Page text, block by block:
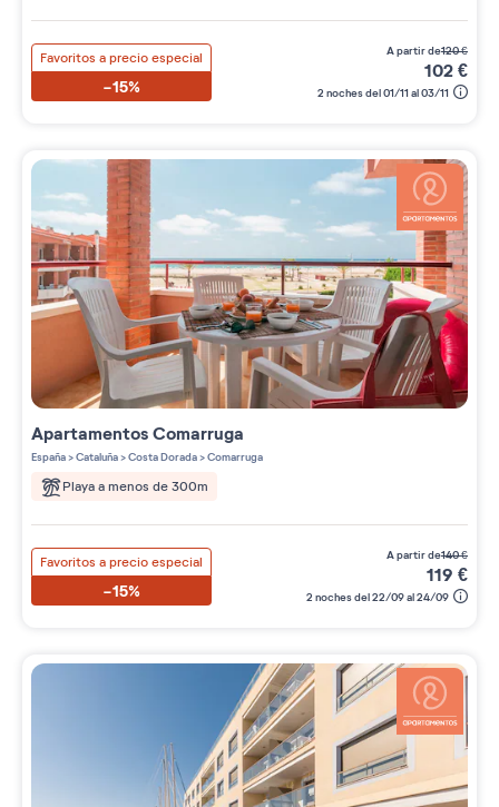
Favoritos a precio especial
-15%
a partir de120€
102€
2 noches del 01/11 al 03/11
ApartamentosComarruga
España>Cataluña>Costa Dorada>Comarruga
Playa a menos de 300m
Favoritos a precio especial
-15%
a partir de140€
119 €
2 noches del 22/09 al 24/09